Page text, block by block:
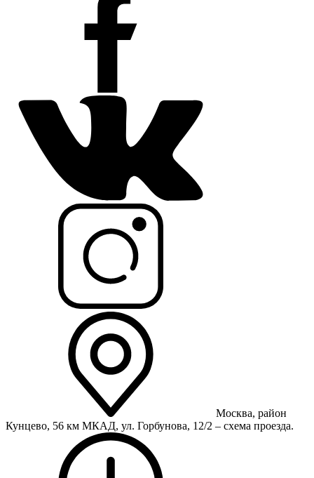
Москва, район
Кунцево, 56 км МКАД, ул. Горбунова, 12/2 – схема проезда.